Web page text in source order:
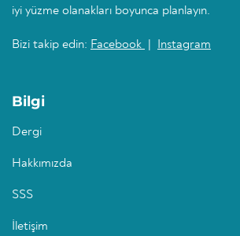
iyi yüzme olanakları boyunca planlayın.
Bizi takip edin: Facebook Instagram
Bilgi
Dergi
Hakkımızda
SSS
İletişim